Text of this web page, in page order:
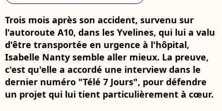
Trois mois après son accident, survenu sur
l'autoroute A10, dans les Yvelines, qui lui a valu
d'être transportée en urgence à l'hôpital,
Isabelle Nanty semble aller mieux. La preuve,
c'est qu'elle a accordé une interview dans le
dernier numéro "Télé 7 Jours", pour défendre
un projet qui lui tient particulièrement à cœur.